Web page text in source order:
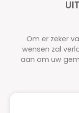
Om er zeker
wensen zal
aan om uw